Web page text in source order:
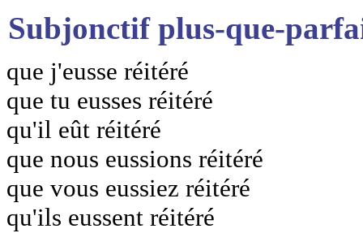
Subjonctif plus-que-
que j'eusse réitéré
que tu eusses réitéré
qu'il eût réitéré
que nous eussions réitéré
que vous eussiez réitéré
qu'ils eussent réitéré